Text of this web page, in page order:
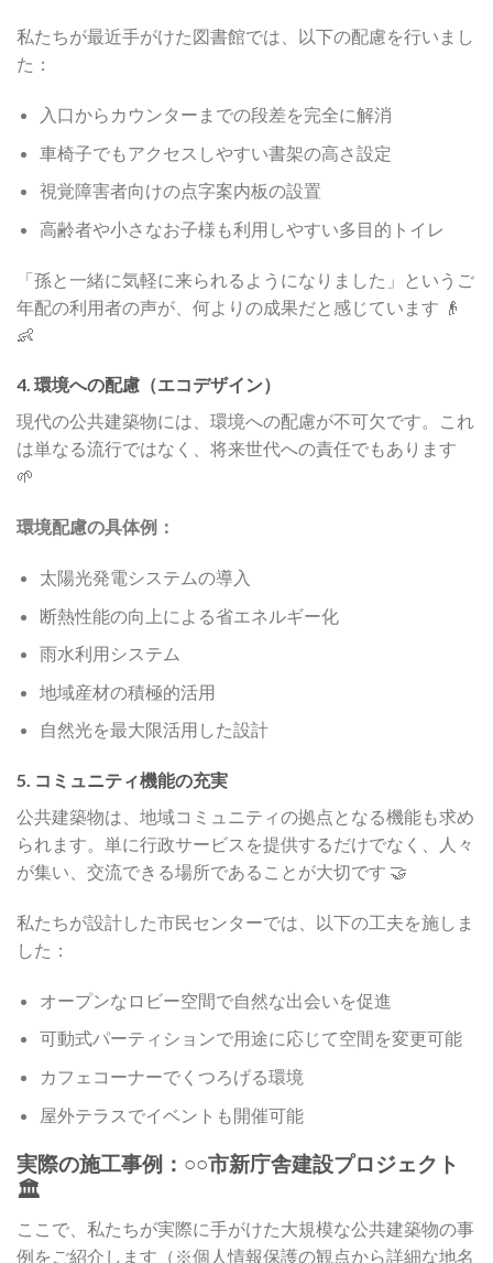
私たちが最近手がけた図書館では、以下の配慮を行いまし
た：
入口からカウンターまでの段差を完全に解消
車椅子でもアクセスしやすい書架の高さ設定
視覚障害者向けの点字案内板の設置
高齢者や小さなお子様も利用しやすい多目的トイレ
「孫と一緒に気軽に来られるようになりました」というご
年配の利用者の声が、何よりの成果だと感じています 👴
👶
4. 環境への配慮（エコデザイン）
現代の公共建築物には、環境への配慮が不可欠です。これ
は単なる流行ではなく、将来世代への責任でもあります
🌱
環境配慮の具体例：
太陽光発電システムの導入
断熱性能の向上による省エネルギー化
雨水利用システム
地域産材の積極的活用
自然光を最大限活用した設計
5. コミュニティ機能の充実
公共建築物は、地域コミュニティの拠点となる機能も求め
られます。単に行政サービスを提供するだけでなく、人々
が集い、交流できる場所であることが大切です 🤝
私たちが設計した市民センターでは、以下の工夫を施しま
した：
オープンなロビー空間で自然な出会いを促進
可動式パーティションで用途に応じて空間を変更可能
カフェコーナーでくつろげる環境
屋外テラスでイベントも開催可能
実際の施工事例：○○市新庁舎建設プロジェクト
🏛️
ここで、私たちが実際に手がけた大規模な公共建築物の事
例をご紹介します（※個人情報保護の観点から詳細な地名